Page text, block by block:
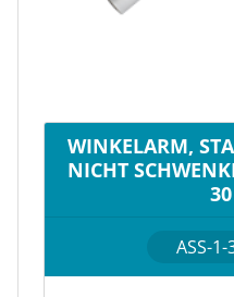
WINKELARM,
NICHT
ASS-